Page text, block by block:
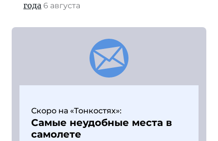
года 6 августа
Скоро на «Тонкостях»:
Самые неудобные места в
самолете